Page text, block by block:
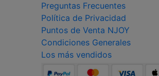
Preguntas Frecuentes
Política de Privacidad
Puntos de Venta NJOY
Condiciones Generales
Los más vendidos